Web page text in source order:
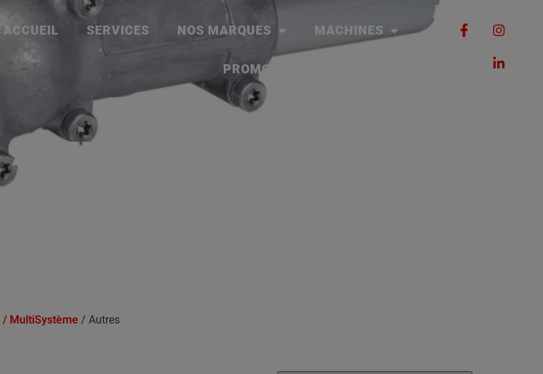
ACCUEIL SERVICES NOS MARQUES MACHINES
PROMOTIONS
AUTRES
/ MultiSystème / Autres